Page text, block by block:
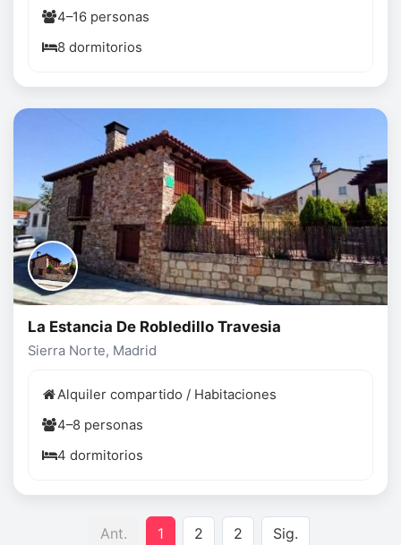
4–16 personas
8 dormitorios
La Estancia De Robledillo Travesia
Sierra Norte, Madrid
Alquiler compartido / Habitaciones
4–8 personas
4 dormitorios
Ant. 1 2 2 Sig.